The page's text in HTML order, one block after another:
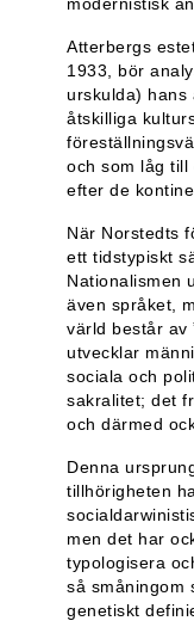
Atterbergs
1933, bör
urskulda) hans
åtskilliga
och som låg
efter de
När Norstedts
ett tidstypiskt
Nationalismen
även språket,
värld består av
utvecklar
sociala och
sakralitet; det
och därmed
Denna
tillhörigheten
men det har
typologisera
så småningom
genetiskt